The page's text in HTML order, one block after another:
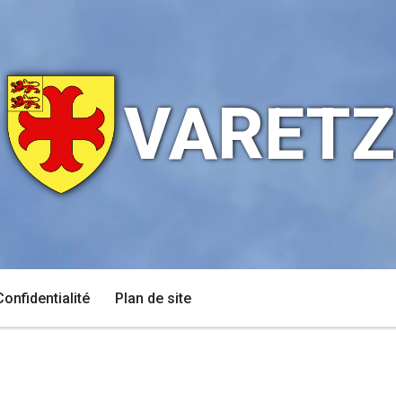
VARETZ
Plan de site